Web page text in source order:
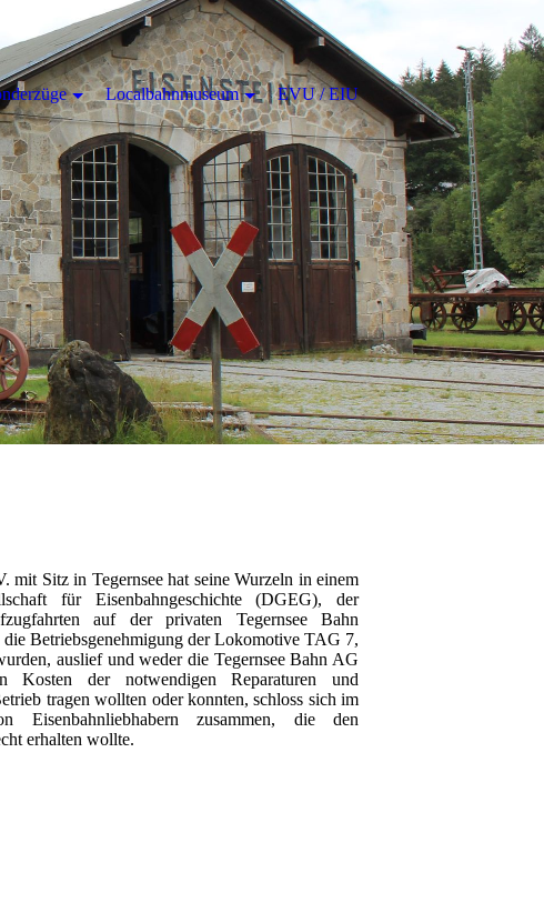
mit Sitz in Tegernsee hat seine Wurzeln in einem
für Eisenbahngeschichte (DGEG), der
auf der privaten Tegernsee Bahn
Betriebsgenehmigung der Lokomotive TAG 7,
auslief und weder die Tegernsee Bahn AG
der notwendigen Reparaturen und
tragen wollten oder konnten, schloss sich im
zusammen, die den
erhalten wollte.
Localbahnmuseum EVU / EIU